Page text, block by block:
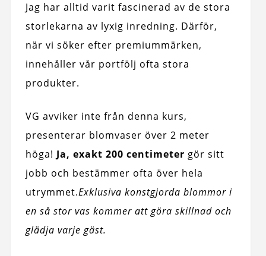
Jag har alltid varit fascinerad av de stora
storlekarna av lyxig inredning. Därför,
när vi söker efter premiummärken,
innehåller vår portfölj ofta stora
produkter.
VG avviker inte från denna kurs,
presenterar blomvaser över 2 meter
höga! Ja, exakt 200 centimeter gör sitt
jobb och bestämmer ofta över hela
utrymmet.Exklusiva konstgjorda blommor i
en så stor vas kommer att göra skillnad och
glädja varje gäst.